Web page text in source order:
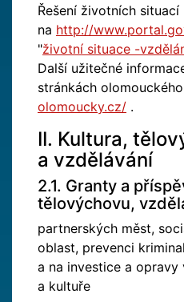
Řešení životních situací
na http://
"životní situace -
Další užitečné
stránkách
olomoucky.cz/ .
II. Kultura,
a vzdělávání
2.1. Granty a
tělovýchovu,
partnerských měst,
oblast, prevenci
a na investice a
a kultuře